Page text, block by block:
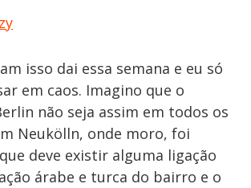
isso dai essa semana e eu só
em caos. Imagino que o
não seja assim em todos os
Neukölln, onde moro, foi
deve existir alguma ligação
árabe e turca do bairro e o